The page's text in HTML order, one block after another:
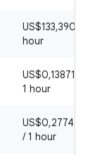
US$133,3908 / 1
hour
1 hour
/ 1 hour